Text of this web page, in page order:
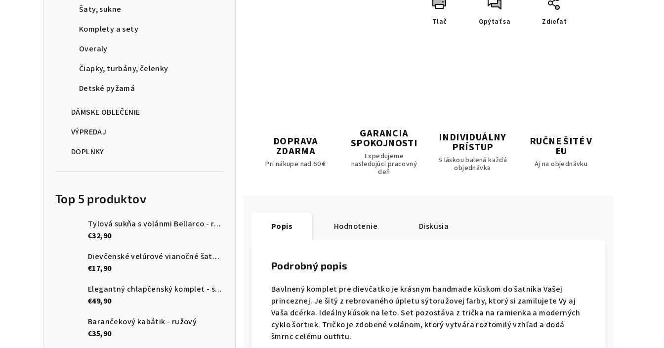
Šaty, sukne
Komplety a sety
Overaly
Čiapky, turbány, čelenky
Detské pyžamá
DÁMSKE OBLEČENIE
VÝPREDAJ
DOPLNKY
Top 5 produktov
Tylová sukňa s volánmi Bellarco - ružová so srdiečkami
€32,90
Dievčenské velúrové vianočné šaty s tylom
€17,90
Elegantný chlapčenský komplet - sako, vesta, motýlik, nohavice
€49,90
Barančekový kabátik - ružový
€35,90
Tlač Opýtať sa Zdieľať
DOPRAVA
ZDARMA
Pri nákupe nad 60 €
GARANCIA
SPOKOJNOSTI
Expedujeme
nasledujúci pracovný
deň
INDIVIDUÁLNY
PRÍSTUP
S láskou balená každá
objednávka
RUČNE ŠITÉ V
EU
Aj na objednávku
Popis Hodnotenie Diskusia
Podrobný popis
Bavlnený komplet pre dievčatko je krásnym handmade kúskom do šatníka Vašej
princeznej. Je šitý z rebrovaného úpletu sýtoružovej farby, ktorý si zamilujete Vy aj
Vaša dcérka. Ideálny kúsok na leto. Set pozostáva z trička na ramienka a moderných
cyklo šortiek. Tričko je zdobené volánom, ktorý vytvára roztomilý vzhľad a dodá
šmrnc celému outfitu.